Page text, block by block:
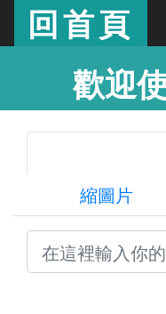
回首頁
歡迎
縮圖片